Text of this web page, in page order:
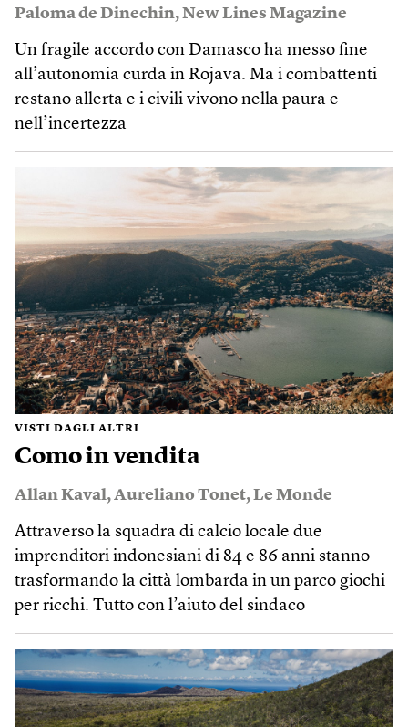
Paloma de Dinechin,New Lines Magazine
Un fragile accordo con Damasco ha messo fine
all’autonomia curda in Rojava. Ma i combattenti
restano allerta e i civili vivono nella paura e
nell’incertezza
VISTI DAGLI ALTRI
Como in vendita
Allan Kaval,Aureliano Tonet,Le Monde
Attraverso la squadra di calcio locale due
imprenditori indonesiani di 84 e 86 anni stanno
trasformando la città lombarda in un parco giochi
per ricchi. Tutto con l’aiuto del sindaco